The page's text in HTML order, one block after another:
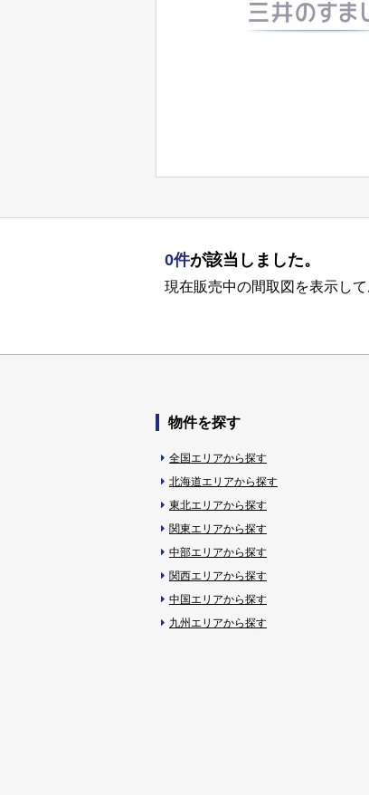
0件が該当しました。
現在販売中の間取図を表示して
物件を探す
全国エリアから探す
北海道エリアから探す
東北エリアから探す
関東エリアから探す
中部エリアから探す
関西エリアから探す
中国エリアから探す
九州エリアから探す